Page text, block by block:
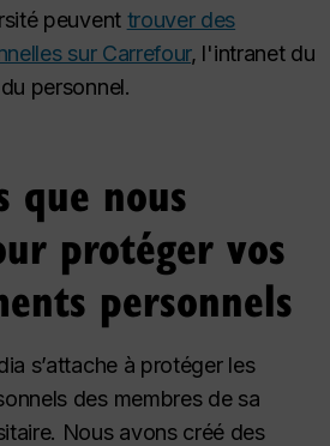
peuvent trouver des
sur Carrefour, l'intranet du
personnel.
que nous
protéger vos
personnels
s’attache à protéger les
des membres de sa
Nous avons créé des